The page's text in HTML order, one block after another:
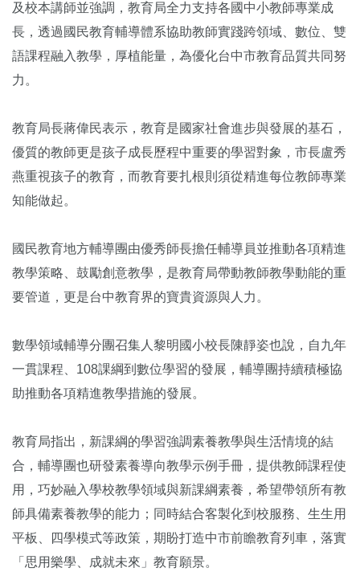
及校本講師並強調，教育局全力支持各國中小教師專業成
長，透過國民教育輔導體系協助教師實踐跨領域、數位、雙
語課程融入教學，厚植能量，為優化台中市教育品質共同努
力。
教育局長蔣偉民表示，教育是國家社會進步與發展的基石，
優質的教師更是孩子成長歷程中重要的學習對象，市長盧秀
燕重視孩子的教育，而教育要扎根則須從精進每位教師專業
知能做起。
國民教育地方輔導團由優秀師長擔任輔導員並推動各項精進
教學策略、鼓勵創意教學，是教育局帶動教師教學動能的重
要管道，更是台中教育界的寶貴資源與人力。
數學領域輔導分團召集人黎明國小校長陳靜姿也說，自九年
一貫課程、108課綱到數位學習的發展，輔導團持續積極協
助推動各項精進教學措施的發展。
教育局指出，新課綱的學習強調素養教學與生活情境的結
合，輔導團也研發素養導向教學示例手冊，提供教師課程使
用，巧妙融入學校教學領域與新課綱素養，希望帶領所有教
師具備素養教學的能力；同時結合客製化到校服務、生生用
平板、四學模式等政策，期盼打造中市前瞻教育列車，落實
「思用樂學、成就未來」教育願景。